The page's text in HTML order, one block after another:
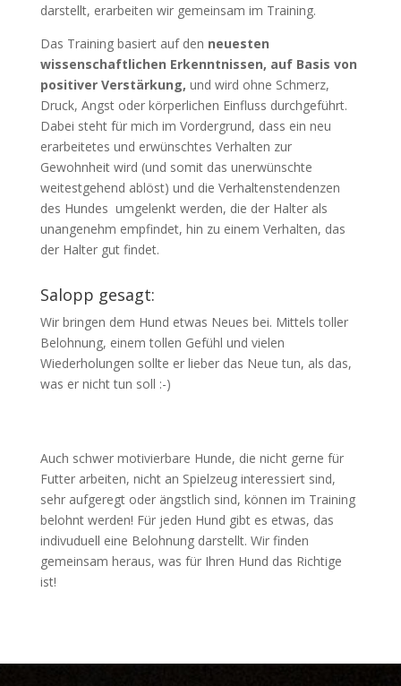
darstellt, erarbeiten wir gemeinsam im Training.
Das Training basiert auf den neuesten
wissenschaftlichen Erkenntnissen, auf Basis von
positiver Verstärkung, und wird ohne Schmerz,
Druck, Angst oder körperlichen Einfluss durchgeführt.
Dabei steht für mich im Vordergrund, dass ein neu
erarbeitetes und erwünschtes Verhalten zur
Gewohnheit wird (und somit das unerwünschte
weitestgehend ablöst) und die Verhaltenstendenzen
des Hundes umgelenkt werden, die der Halter als
unangenehm empfindet, hin zu einem Verhalten, das
der Halter gut findet.
Salopp gesagt:
Wir bringen dem Hund etwas Neues bei. Mittels toller
Belohnung, einem tollen Gefühl und vielen
Wiederholungen sollte er lieber das Neue tun, als das,
was er nicht tun soll :-)
Auch schwer motivierbare Hunde, die nicht gerne für
Futter arbeiten, nicht an Spielzeug interessiert sind,
sehr aufgeregt oder ängstlich sind, können im Training
belohnt werden! Für jeden Hund gibt es etwas, das
indivuduell eine Belohnung darstellt. Wir finden
gemeinsam heraus, was für Ihren Hund das Richtige
ist!